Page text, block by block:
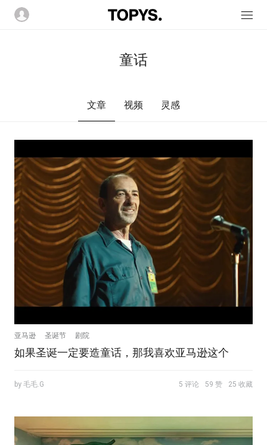
童话
文章 视频 灵感
亚马逊 圣诞节 剧院
如果圣诞一定要造童话，那我喜欢亚马逊这个
by 毛毛.G 5 评论 59 赞 25 收藏